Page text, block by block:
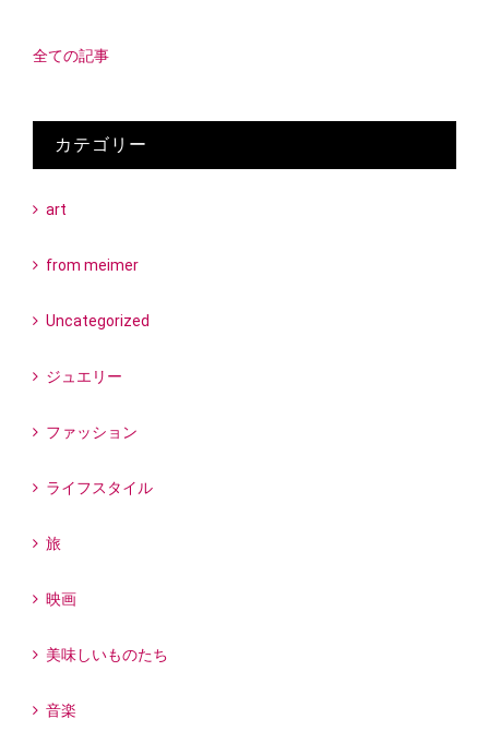
全ての記事
カテゴリー
art
from meimer
Uncategorized
ジュエリー
ファッション
ライフスタイル
旅
映画
美味しいものたち
音楽